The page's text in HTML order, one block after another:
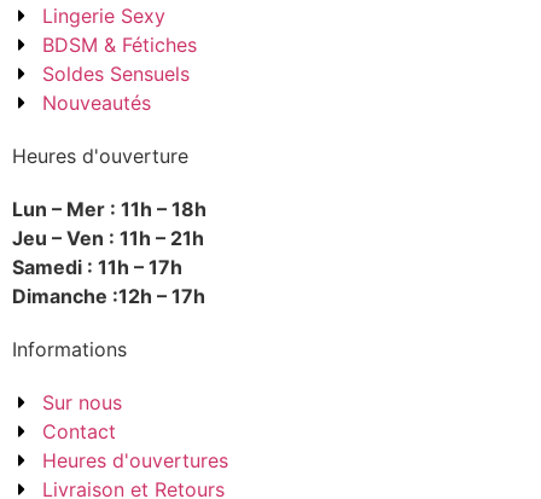
Lingerie Sexy
BDSM & Fétiches
Soldes Sensuels
Nouveautés
Heures d'ouverture
Lun – Mer : 11h – 18h
Jeu – Ven : 11h – 21h
Samedi : 11h – 17h
Dimanche :12h – 17h
Informations
Sur nous
Contact
Heures d'ouvertures
Livraison et Retours